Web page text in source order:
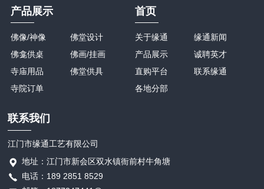
产品展示
佛像/神像
佛龛供桌
寺庙用品
寺院订单
佛堂设计
佛画/挂画
佛堂供具
首页
关于缘通
产品展示
直购平台
各地分部
缘通新闻
诚聘英才
联系缘通
联系我们
江门市缘通工艺有限公司
地址：江门市新会区双水镇衙前村牛角塘
电话：189 2851 8529